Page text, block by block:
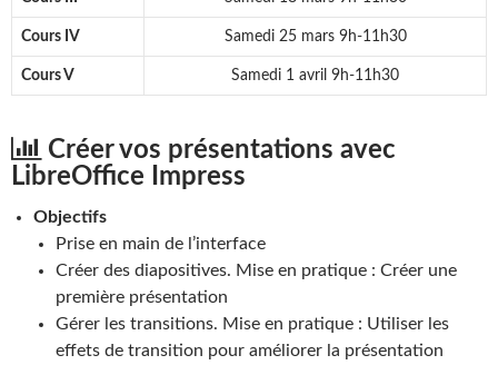
Cours IV Samedi 25 mars 9h-11h30
Cours V Samedi 1 avril 9h-11h30
Créer vos présentations avec
LibreOffice Impress
Objectifs
Prise en main de l’interface
Créer des diapositives. Mise en pratique : Créer une
première présentation
Gérer les transitions. Mise en pratique : Utiliser les
effets de transition pour améliorer la présentation